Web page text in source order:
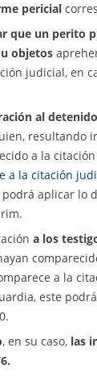
pericial
que un perito
objetos
judicial, en
al detenido
resultando
a la
a la citación
podrá aplicar lo
a los
a la
este
, en su caso, las